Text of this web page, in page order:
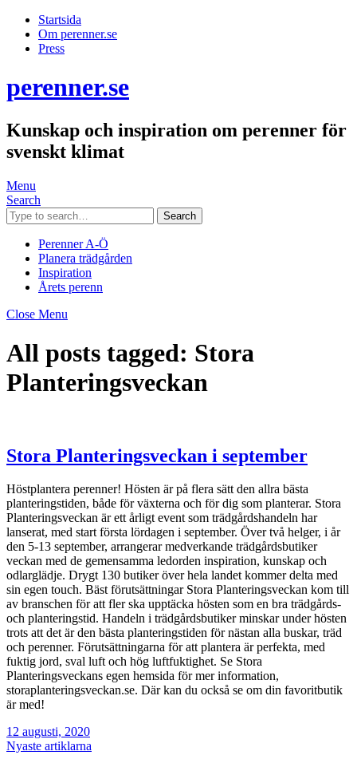
Startsida
Om perenner.se
Press
perenner.se
Kunskap och inspiration om perenner för
svenskt klimat
Menu
Search
Search
Perenner A-Ö
Planera trädgården
Inspiration
Årets perenn
Close Menu
All posts tagged: Stora
Planteringsveckan
Stora Planteringsveckan i september
Höstplantera perenner! Hösten är på flera sätt den allra bästa
planteringstiden, både för växterna och för dig som planterar. Stora
Planteringsveckan är ett årligt event som trädgårdshandeln har
lanserat, med start första lördagen i september. Över två helger, i år
den 5-13 september, arrangerar medverkande trädgårdsbutiker
veckan med de gemensamma ledorden inspiration, kunskap och
odlarglädje. Drygt 130 butiker över hela landet kommer delta med
sin egen touch. Bäst förutsättningar Stora Planteringsveckan kom till
av branschen för att fler ska upptäcka hösten som en bra trädgårds-
och planteringstid. Handeln i trädgårdsbutiker minskar under hösten
trots att det är den bästa planteringstiden för nästan alla buskar, träd
och perenner. Förutsättningarna för att plantera är perfekta, med
fuktig jord, sval luft och hög luftfuktighet. Se Stora
Planteringsveckans egen hemsida för mer information,
storaplanteringsveckan.se. Där kan du också se om din favoritbutik
är med!
12 augusti, 2020
Nyaste artiklarna